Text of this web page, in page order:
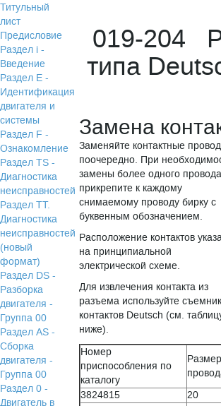
Титульный
лист
Предисловие
Раздел i -
Введение
Раздел Е -
Идентификация
двигателя и
системы
Раздел F -
Ознакомление
Раздел TS -
Диагностика
неисправностей
Раздел TТ.
Диагностика
неисправностей
(новый
формат)
Раздел DS -
Разборка
двигателя -
Группа 00
Раздел АS -
Сборка
двигателя -
Группа 00
Раздел 0 -
Двигатель в
019-204
типа
Замена
Заменяйте контактные
поочередно. При
замены более одного провода
прикрепите к каждому
снимаемому проводу бирку с
буквенным обозначением.
Расположение контактов
на принципиальной
электрической схеме.
Для извлечения контакта из
разъема используйте съемник
контактов Deutsch (см.
ниже).
Номер
приспособления по
каталогу
Размер
3824815
20